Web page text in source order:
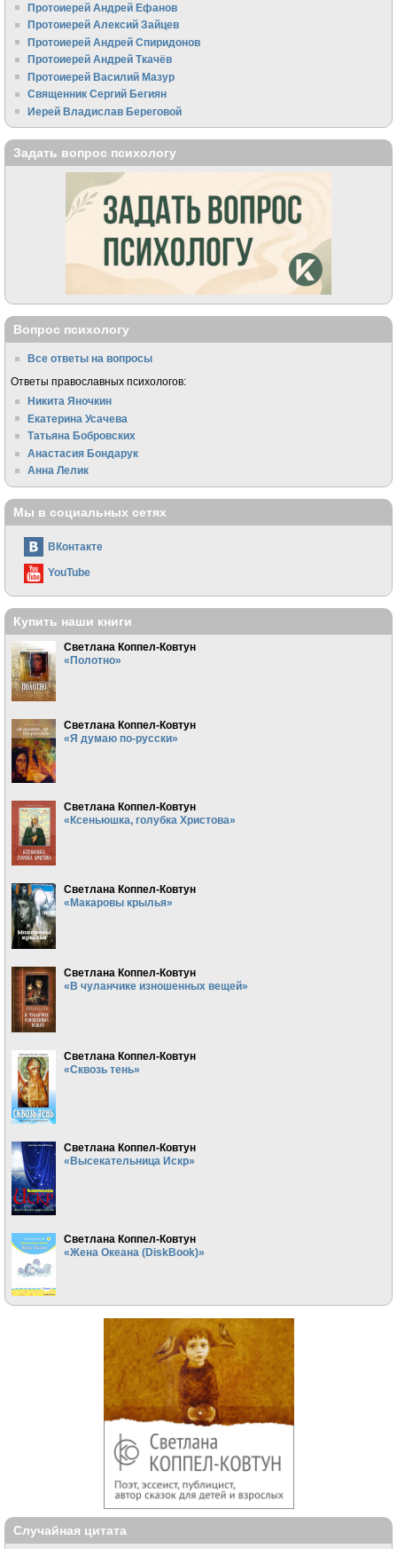
Протоиерей Андрей Ефанов
Протоиерей Алексий Зайцев
Протоиерей Андрей Спиридонов
Протоиерей Андрей Ткачёв
Протоиерей Василий Мазур
Священник Сергий Бегиян
Иерей Владислав Береговой
Задать вопрос психологу
Вопрос психологу
Все ответы на вопросы
Ответы православных психологов:
Никита Яночкин
Екатерина Усачева
Татьяна Бобровских
Анастасия Бондарук
Анна Лелик
Мы в социальных сетях
ВКонтакте
YouTube
Купить наши книги
Светлана Коппел-Ковтун
«Полотно»
Светлана Коппел-Ковтун
«Я думаю по-русски»
Светлана Коппел-Ковтун
«Ксеньюшка, голубка Христова»
Светлана Коппел-Ковтун
«Макаровы крылья»
Светлана Коппел-Ковтун
«В чуланчике изношенных вещей»
Светлана Коппел-Ковтун
«Сквозь тень»
Светлана Коппел-Ковтун
«Высекательница Искр»
Светлана Коппел-Ковтун
«Жена Океана (DiskBook)»
Случайная цитата